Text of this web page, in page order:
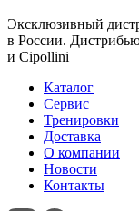
Эксклюзивный
в России.
и Cipollini
Каталог
Сервис
Тренировки
Доставка
О компании
Новости
Контакты